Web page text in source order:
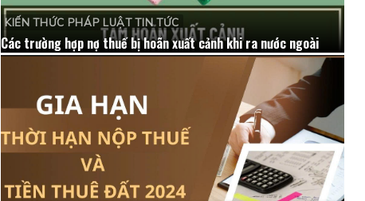
KIẾN THỨC PHÁP LUẬT TIN TỨC
Các trường hợp nợ thuế bị hoãn xuất cảnh khi ra nước ngoài